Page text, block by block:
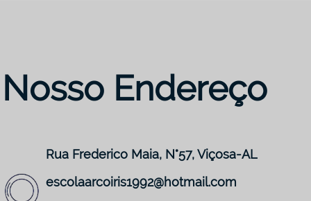
Nosso Endereço
Rua Frederico Maia, N°57, Viçosa-AL
escolaarcoiris1992@hotmail.com